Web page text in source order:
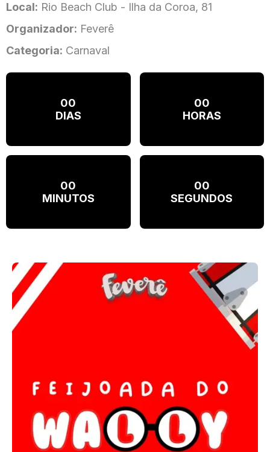
Local: Rio Beach Club - Ilha da Coroa, 81
Organizador: Feverê
Categoria: Carnaval
00
DIAS
00
HORAS
00
MINUTOS
00
SEGUNDOS